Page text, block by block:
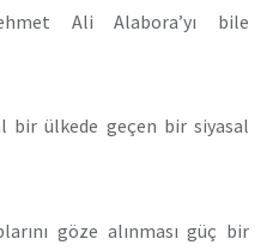
Ali Alabora’yı bile
bir ülkede geçen bir siyasal
göze alınması güç bir